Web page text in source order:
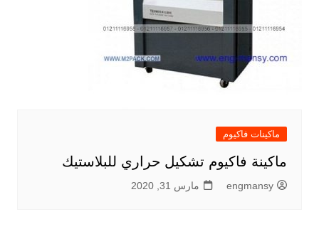
ماكينات فاكيوم
ماكينة فاكيوم تشكيل حراري للبلاستيك
engmansy مارس 31, 2020